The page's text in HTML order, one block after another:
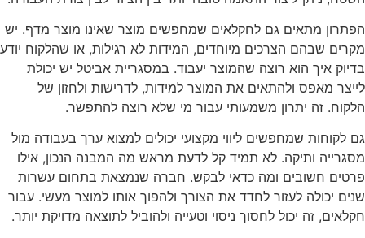
הפתרון מתאים גם לחקלאים שמחפשים מוצר שאינו מוצר מדף. יש
מקרים שבהם הצרכים מיוחדים, המידות לא רגילות, או שהלקוח יודע
בדיוק איך הוא רוצה שהמוצר יעבוד. במסגריית אביטל יש יכולת
לייצר מאפס ולהתאים את המוצר למידות, לדרישות ולחזון של
הלקוח. זה יתרון משמעותי עבור מי שלא רוצה להתפשר.
גם לקוחות שמחפשים ליווי מקצועי יכולים למצוא ערך בעבודה מול
מסגרייה ותיקה. לא תמיד קל לדעת מראש מה המבנה הנכון, אילו
פרטים חשובים ומה כדאי לבקש. חברה שנמצאת בתחום עשרות
שנים יכולה לעזור לחדד את הצורך ולהפוך אותו למוצר מעשי. עבור
חקלאים, זה יכול לחסוך ניסוי וטעייה ולהוביל לתוצאה מדויקת יותר.